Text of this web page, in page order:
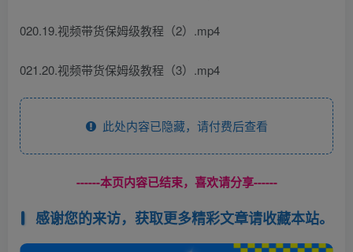
020.19.视频带货保姆级教程（2）.mp4
021.20.视频带货保姆级教程（3）.mp4
此处内容已隐藏，请付费后查看
------本页内容已结束，喜欢请分享------
感谢您的来访，获取更多精彩文章请收藏本站。